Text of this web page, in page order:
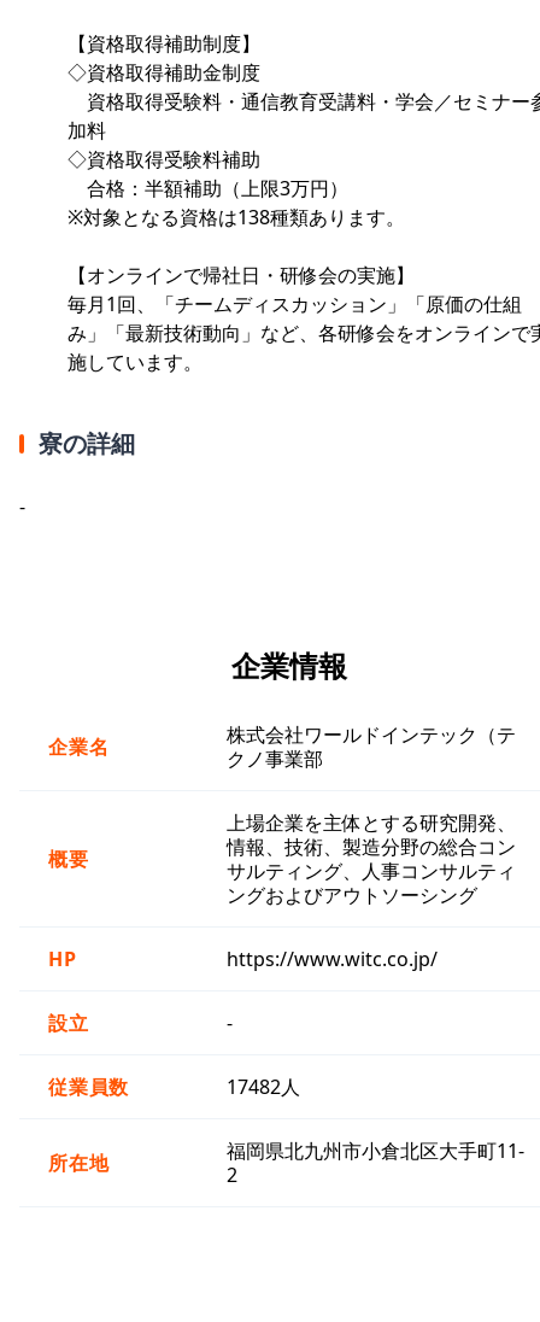
【資格取得補助制度】
◇資格取得補助金制度
資格取得受験料・通信教育受講料・学会／セミナー
加料
◇資格取得受験料補助
合格：半額補助（上限3万円）
※対象となる資格は138種類あります。
【オンラインで帰社日・研修会の実施】
毎月1回、「チームディスカッション」「原価の仕組
み」「最新技術動向」など、各研修会をオンラインで
施しています。
寮の詳細
-
企業情報
企業名
株式会社ワールドインテック（テ
クノ事業部
概要
上場企業を主体とする研究開発、
情報、技術、製造分野の総合コン
サルティング、人事コンサルティ
ングおよびアウトソーシング
HP https://www.witc.co.jp/
設立 -
従業員数 17482人
所在地
福岡県北九州市小倉北区大手町11-
2